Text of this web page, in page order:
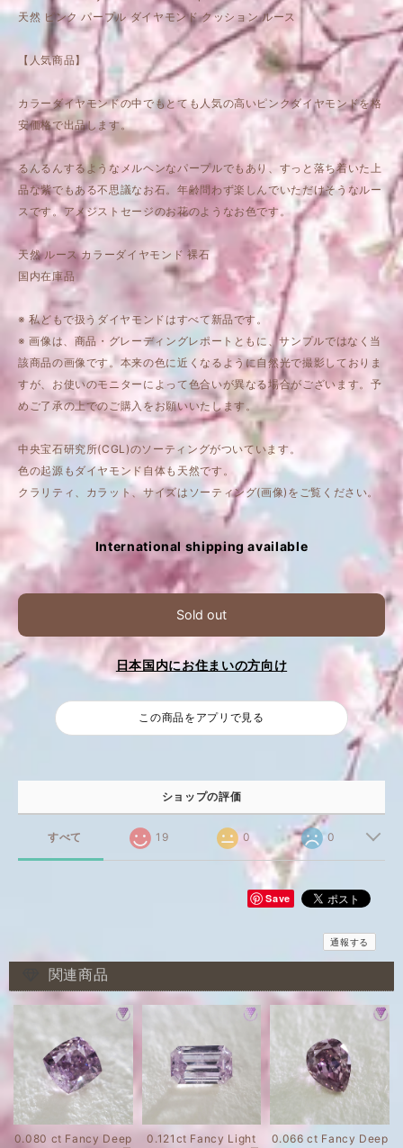
天然 ピンク パープル ダイヤモンド クッション ルース
【人気商品】
カラーダイヤモンドの中でもとても人気の高いピンクダイヤモンドを格
安価格で出品します。
るんるんするようなメルヘンなパープルでもあり、すっと落ち着いた上
品な紫でもある不思議なお石。年齢問わず楽しんでいただけそうなルー
スです。アメジストセージのお花のようなお色です。
天然 ルース カラーダイヤモンド 裸石
国内在庫品
※ 私どもで扱うダイヤモンドはすべて新品です。
※ 画像は、商品・グレーディングレポートともに、サンプルではなく当
該商品の画像です。本来の色に近くなるように自然光で撮影しておりま
すが、お使いのモニターによって色合いが異なる場合がございます。予
めご了承の上でのご購入をお願いいたします。
中央宝石研究所(CGL)のソーティングがついています。
色の起源もダイヤモンド自体も天然です。
クラリティ、カラット、サイズはソーティング(画像)をご覧ください。
International shipping available
Sold out
日本国内にお住まいの方向け
この商品をアプリで見る
ショップの評価
すべて 19 0 0
Save
通報する
関連商品
0.080 ct Fancy Deep
0.121ct Fancy Light
0.066 ct Fancy Deep